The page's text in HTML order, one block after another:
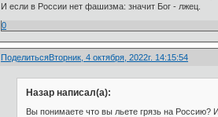
И если в России нет фашизма: значит Бог - лжец.
0
ПоделитьсяВторник, 4 октября, 2022г. 14:15:54
Назар написал(а):
Вы понимаете что вы льете грязь на Россию?